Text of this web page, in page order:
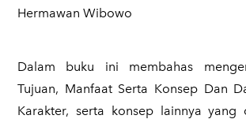
Hermawan Wibowo
Dalam buku ini membahas
Tujuan, Manfaat Serta Konsep Dan
Karakter, serta konsep lainnya yang